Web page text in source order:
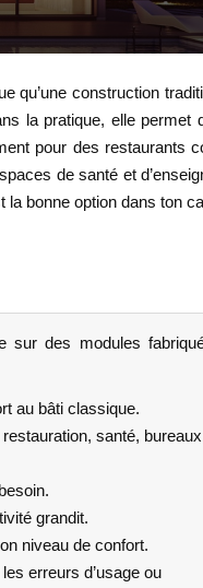
qu’une construction
la pratique, elle permet
pour des restaurants
de santé et
la bonne option dans ton
sur des modules
au bâti classique.
santé,
grandit.
niveau de confort.
erreurs d’usage ou